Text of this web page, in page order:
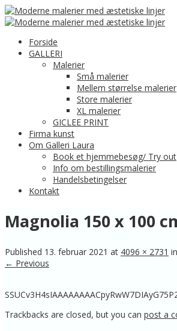
Forside
GALLERI
Malerier
Små malerier
Mellem størrelse malerier
Store malerier
XL malerier
GICLEE PRINT
Firma kunst
Om Galleri Laura
Book et hjemmebesøg/ Try out
Info om bestillingsmalerier
Handelsbetingelser
Kontakt
Magnolia 150 x 100
Published 13. februar 2021 at 4096 × 2731 in
← Previous
Trackbacks are closed, but you can post a